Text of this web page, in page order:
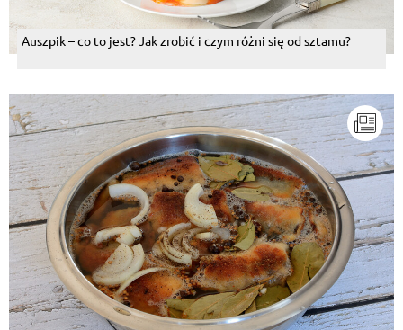
Auszpik – co to jest? Jak zrobić i czym różni się od sztamu?